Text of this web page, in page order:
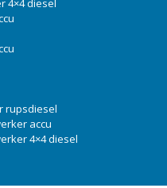
rupsdiesel
accu
4×4 diesel